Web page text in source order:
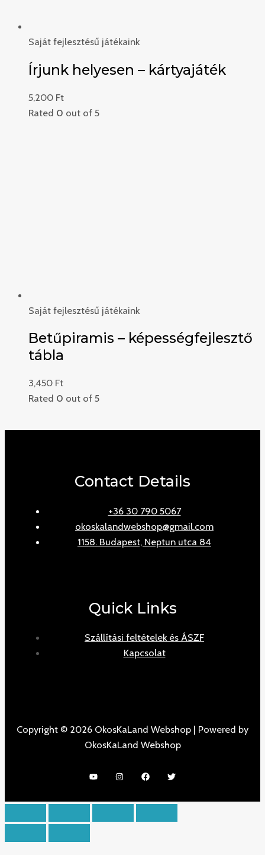
Saját fejlesztésű játékaink
Írjunk helyesen – kártyajáték
5,200 Ft
Rated 0 out of 5
Saját fejlesztésű játékaink
Betűpiramis – képességfejlesztő
tábla
3,450 Ft
Rated 0 out of 5
Contact Details
+36 30 790 5067
okoskalandwebshop@gmail.com
1158. Budapest, Neptun utca 84
Quick Links
Szállítási feltételek és ÁSZF
Kapcsolat
Copyright © 2026 OkosKaLand Webshop | Powered by
OkosKaLand Webshop